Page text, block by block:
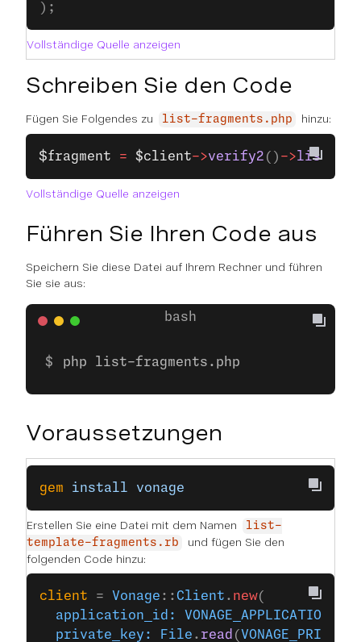
);
Vollständige Quelle anzeigen
Schreiben Sie den Code
Fügen Sie Folgendes zu list-fragments.php hinzu:
$fragment = $client->verify2 () ->
Vollständige Quelle anzeigen
Führen Sie Ihren Code aus
Speichern Sie diese Datei auf Ihrem Rechner und führen
Sie sie aus:
php list-fragments.php
Voraussetzungen
gem install vonage
Erstellen Sie eine Datei mit dem Namen
list-
template-fragments.rb
und fügen Sie den
folgenden Code hinzu:
client = Vonage ::Client . new(
  application_id:
VONAGE_APPLICATION_ID
  private_key:
File . read (